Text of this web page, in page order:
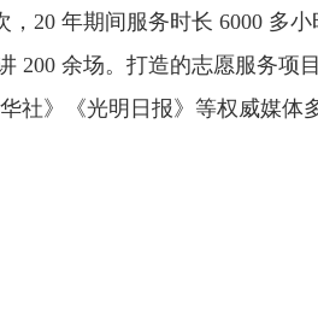
20 年期间服务时长 6000 多小
200 余场。打造的志愿服务项
社》《光明日报》等权威媒体